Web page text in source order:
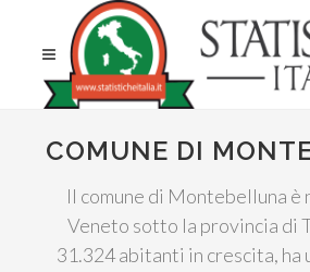
COMUNE DI
Il comune di Montebelluna è
Veneto sotto la provincia di
31.324 abitanti in crescita, ha